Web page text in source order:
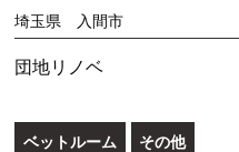
埼玉県 入間市
団地リノベ
ベットルーム その他